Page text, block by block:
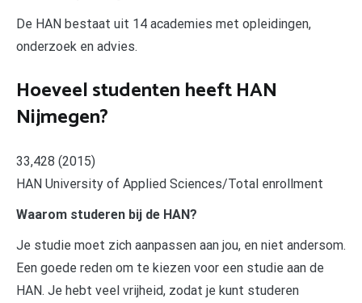
De HAN bestaat uit 14 academies met opleidingen,
onderzoek en advies.
Hoeveel studenten heeft HAN
Nijmegen?
33,428 (2015)
HAN University of Applied Sciences/Total enrollment
Waarom studeren bij de HAN?
Je studie moet zich aanpassen aan jou, en niet andersom.
Een goede reden om te kiezen voor een studie aan de
HAN. Je hebt veel vrijheid, zodat je kunt studeren